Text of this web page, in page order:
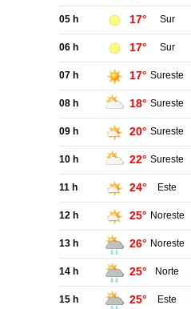
05 h 17° Sur
06 h 17° Sur
07 h 17° Sureste
08 h 18° Sureste
09 h 20° Sureste
10 h 22° Sureste
11 h 24° Este
12 h 25° Noreste
13 h 26° Noreste
14 h 25° Norte
15 h 25° Este